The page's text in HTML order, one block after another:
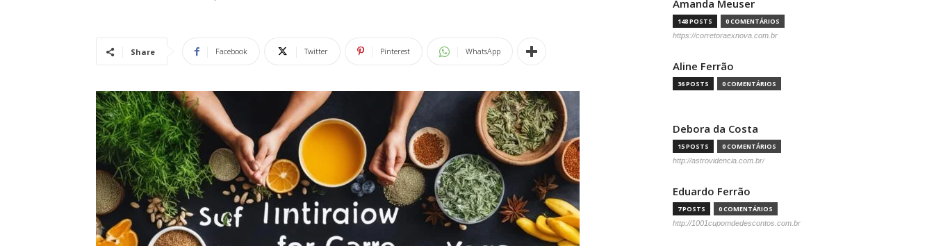
Share Facebook Twitter Pinterest WhatsApp
Amanda Meuser
148 POSTS 0 COMENTÁRIOS
https://corretoraexnova.com.br
Aline Ferrão
36 POSTS 0 COMENTÁRIOS
Debora da Costa
15 POSTS 0 COMENTÁRIOS
http://astrovidencia.com.br/
Eduardo Ferrão
7 POSTS 0 COMENTÁRIOS
http://1001cupomdedescontos.com.br